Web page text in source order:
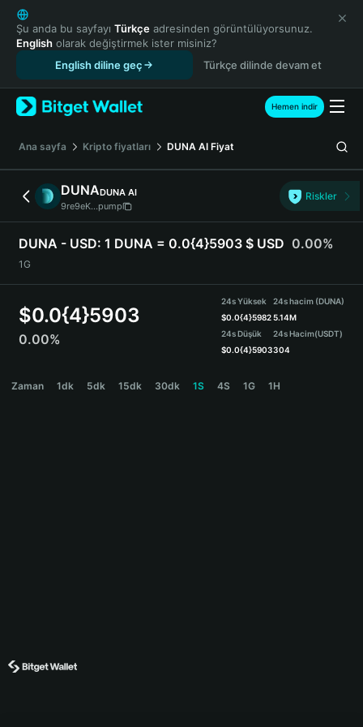
English
日本語
Tiếng Việt
Español (Latinoamérica)
Türkçe
Français
Deutsch
简体中文
繁體中文
Português (Portugal)
Bahasa Indonesia
ภาษาไทย
हिन्दी
Español
Português (Brasil)
Şu anda bu sayfayı Türkçe adresinden görüntülüyorsunuz.
English olarak değiştirmek ister misiniz?
English diline geç
Türkçe dilinde devam et
Hemen indir
Ana sayfa Kripto fiyatları DUNA AI Fiyat
DUNADUNA AI
9re9eK...pump
Riskler
DUNA - USD: 1 DUNA = 0.0{4}5903 $ USD 0.00%
1G
$0.0{4}5903
0.00%
24s Yüksek
$0.0{4}5982
24s Düşük
$0.0{4}5903
24s hacim (DUNA)
5.14M
24s Hacim(USDT)
304
Zaman 1dk 5dk 15dk 30dk 1S 4S 1G 1H